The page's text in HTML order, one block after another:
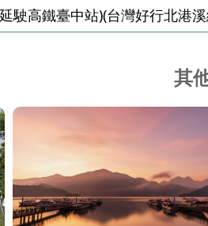
駛高鐵臺中站)(台灣好行北港
其